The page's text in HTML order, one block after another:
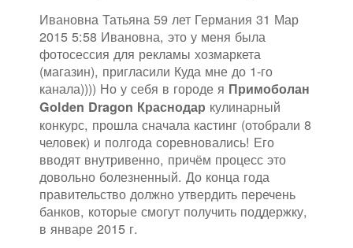
Ивановна Татьяна 59 лет Германия 31 Мар
2015 5:58 Ивановна, это у меня была
фотосессия для рекламы хозмаркета
(магазин), пригласили Куда мне до 1-го
канала)))) Но у себя в городе я Примоболан
Golden Dragon Краснодар кулинарный
конкурс, прошла сначала кастинг (отобрали 8
человек) и полгода соревновались! Его
вводят внутривенно, причём процесс это
довольно болезненный. До конца года
правительство должно утвердить перечень
банков, которые смогут получить поддержку,
в январе 2015 г.